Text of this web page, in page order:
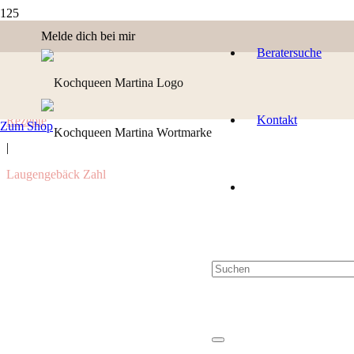
Melde dich bei mir
Beratersuche
Kontakt
Zum Shop
Rezepte
|
Laugengebäck Zahl